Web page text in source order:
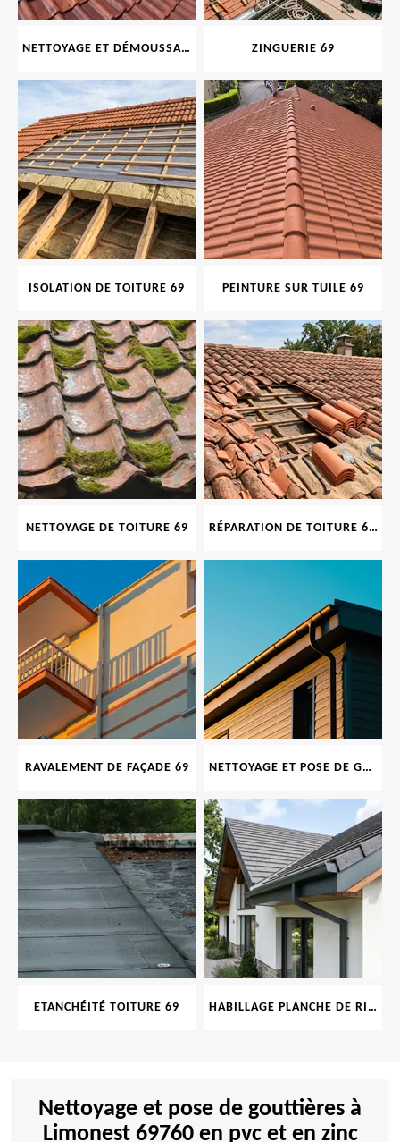
NETTOYAGE ET DÉMOUSSAGE DE TOITURE ET FAÇADE 69 ZINGUERIE 69
ISOLATION DE TOITURE 69 PEINTURE SUR TUILE 69
NETTOYAGE DE TOITURE 69 RÉPARATION DE TOITURE 69 RHONE, TUILES CASSÉES OU ABIMÉES
RAVALEMENT DE FAÇADE 69 NETTOYAGE ET POSE DE GOUTTIÈRE 69
ETANCHÉITÉ TOITURE 69 HABILLAGE PLANCHE DE RIVE 69
Nettoyage et pose de gouttières à
Limonest 69760 en pvc et en zinc